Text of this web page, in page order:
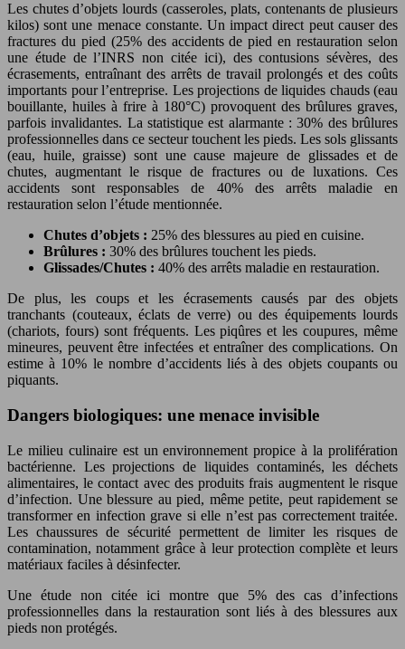
Les chutes d’objets lourds (casseroles, plats, contenants de plusieurs
kilos) sont une menace constante. Un impact direct peut causer des
fractures du pied (25% des accidents de pied en restauration selon
une étude de l’INRS non citée ici), des contusions sévères, des
écrasements, entraînant des arrêts de travail prolongés et des coûts
importants pour l’entreprise. Les projections de liquides chauds (eau
bouillante, huiles à frire à 180°C) provoquent des brûlures graves,
parfois invalidantes. La statistique est alarmante : 30% des brûlures
professionnelles dans ce secteur touchent les pieds. Les sols glissants
(eau, huile, graisse) sont une cause majeure de glissades et de
chutes, augmentant le risque de fractures ou de luxations. Ces
accidents sont responsables de 40% des arrêts maladie en
restauration selon l’étude mentionnée.
Chutes d’objets : 25% des blessures au pied en cuisine.
Brûlures : 30% des brûlures touchent les pieds.
Glissades/Chutes : 40% des arrêts maladie en restauration.
De plus, les coups et les écrasements causés par des objets
tranchants (couteaux, éclats de verre) ou des équipements lourds
(chariots, fours) sont fréquents. Les piqûres et les coupures, même
mineures, peuvent être infectées et entraîner des complications. On
estime à 10% le nombre d’accidents liés à des objets coupants ou
piquants.
Dangers biologiques: une menace invisible
Le milieu culinaire est un environnement propice à la prolifération
bactérienne. Les projections de liquides contaminés, les déchets
alimentaires, le contact avec des produits frais augmentent le risque
d’infection. Une blessure au pied, même petite, peut rapidement se
transformer en infection grave si elle n’est pas correctement traitée.
Les chaussures de sécurité permettent de limiter les risques de
contamination, notamment grâce à leur protection complète et leurs
matériaux faciles à désinfecter.
Une étude non citée ici montre que 5% des cas d’infections
professionnelles dans la restauration sont liés à des blessures aux
pieds non protégés.